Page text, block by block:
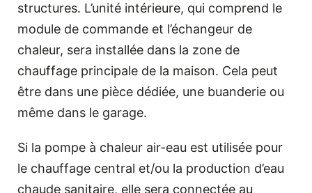
structures. L’unité intérieure, qui comprend le
module de commande et l’échangeur de
chaleur, sera installée dans la zone de
chauffage principale de la maison. Cela peut
être dans une pièce dédiée, une buanderie ou
même dans le garage.
Si la pompe à chaleur air-eau est utilisée pour
le chauffage central et/ou la production d’eau
chaude sanitaire, elle sera connectée au